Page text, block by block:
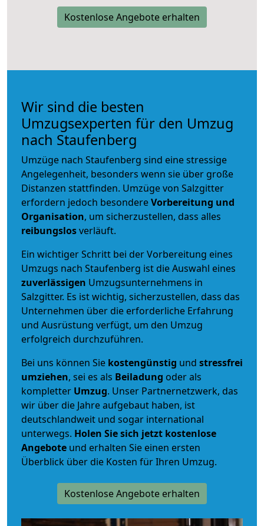
Kostenlose Angebote erhalten
Wir sind die besten
Umzugsexperten für den Umzug
nach Staufenberg
Umzüge nach Staufenberg sind eine stressige
Angelegenheit, besonders wenn sie über große
Distanzen stattfinden. Umzüge von Salzgitter
erfordern jedoch besondereVorbereitung und
Organisation, um sicherzustellen, dass alles
reibungslosverläuft.
Ein wichtiger Schritt bei der Vorbereitung eines
Umzugs nach Staufenberg ist die Auswahl eines
zuverlässigen Umzugsunternehmens in
Salzgitter. Es ist wichtig, sicherzustellen, dass das
Unternehmen über die erforderliche Erfahrung
und Ausrüstung verfügt, um den Umzug
erfolgreich durchzuführen.
Bei uns können Sie kostengünstig und stressfrei
umziehen, sei es als Beiladung oder als
kompletter Umzug. Unser Partnernetzwerk, das
wir über die Jahre aufgebaut haben, ist
deutschlandweit und sogar international
unterwegs. Holen Sie sich jetzt kostenlose
Angebote und erhalten Sie einen ersten
Überblick über die Kosten für Ihren Umzug.
Kostenlose Angebote erhalten